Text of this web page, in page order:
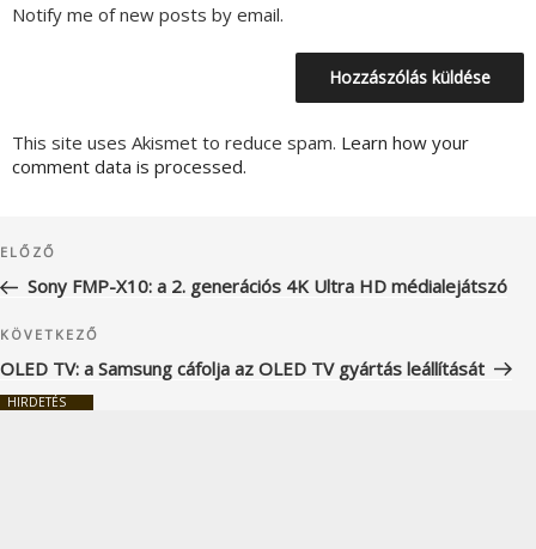
Notify me of new posts by email.
This site uses Akismet to reduce spam. Learn how your
comment data is processed.
navigáció
Korábbi
bejegyzés
ELŐZŐ
Sony FMP-X10: a 2. generációs 4K Ultra HD médialejátszó
Következő
bejegyzés
KÖVETKEZŐ
OLED TV: a Samsung cáfolja az OLED TV gyártás leállítását
HIRDETÉS